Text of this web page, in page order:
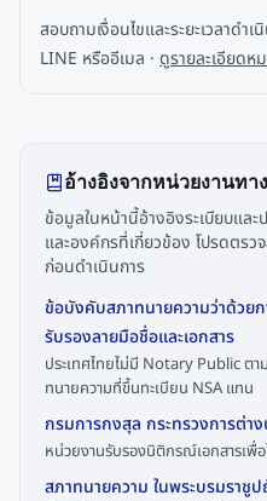
สอบถามเงื่อนไขและระยะเวลาดำ
LINE หรืออีเมล · ดูรายละเอียดห
อ้างอิงจากหน่วยงานทา
ข้อมูลในหน้านี้อ้างอิงระเบียบแล
และองค์กรที่เกี่ยวข้อง โปรดตร
ก่อนดำเนินการ
ข้อบังคับสภาทนายความว่าด้วย
รับรองลายมือชื่อและเอกสาร
ประเทศไทยไม่มี Notary Public ต
ทนายความที่ขึ้นทะเบียน NSA แทน
กรมการกงสุล กระทรวงการต่าง
หน่วยงานรับรองนิติกรณ์เอกสารเพื่อ
สภาทนายความ ในพระบรมราชู